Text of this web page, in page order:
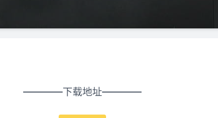
下载地址